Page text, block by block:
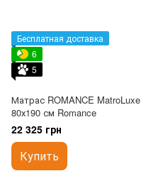
Бесплатная доставка
6
5
Матрас ROMANCE MatroLuxe
80х190 см Romance
22 325 грн
Купить